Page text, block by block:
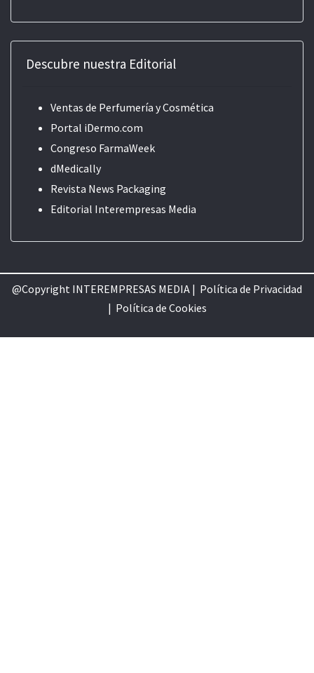
Descubre nuestra Editorial
Ventas de Perfumería y Cosmética
Portal iDermo.com
Congreso FarmaWeek
dMedically
Revista News Packaging
Editorial Interempresas Media
@Copyright INTEREMPRESAS MEDIA | Política de Privacidad
| Política de Cookies